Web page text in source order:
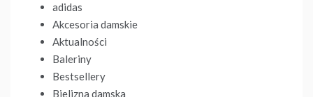
adidas
Akcesoria damskie
Aktualności
Baleriny
Bestsellery
Bielizna damska